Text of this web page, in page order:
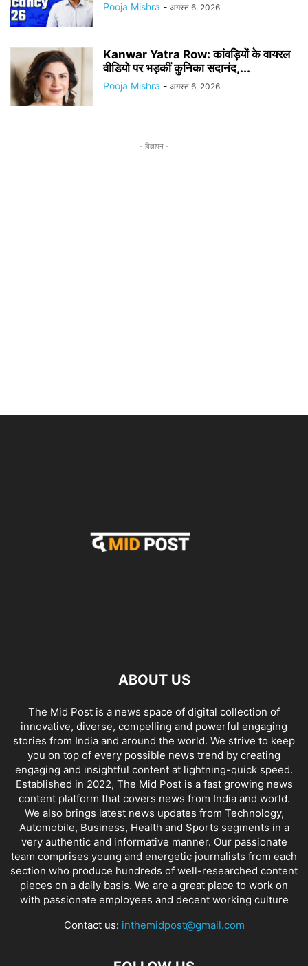
Pooja Mishra - अगस्त 6, 2026
Kanwar Yatra Row: कांवड़ियों के वायरल
वीडियो पर भड़कीं कुनिका सदानंद,...
Pooja Mishra - अगस्त 6, 2026
- विज्ञापन -
ABOUT US
The Mid Post is a news space of digital collection of
innovative, diverse, compelling and powerful engaging
stories from India and around the world. We strive to keep
you on top of every possible news trend by creating
engaging and insightful content at lightning-quick speed.
Established in 2022, The Mid Post is a fast growing news
content platform that covers news from India and world.
We also brings latest news updates from Technology,
Automobile, Business, Health and Sports segments in a
very authentic and informative manner. Our passionate
team comprises young and energetic journalists from each
section who produce hundreds of well-researched content
pieces on a daily basis. We are a great place to work on
with passionate employees and decent working culture
Contact us: inthemidpost@gmail.com